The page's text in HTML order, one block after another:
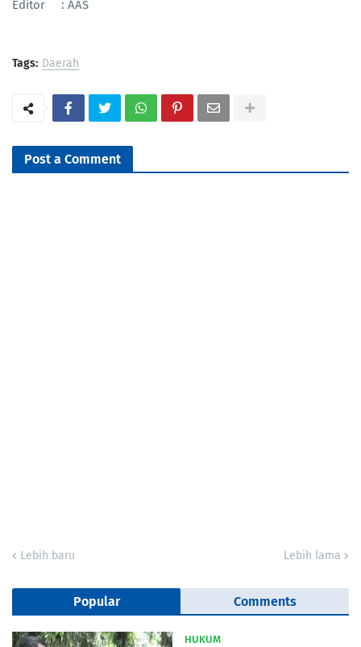
Editor : AAS
Tags: Daerah
Post a Comment
Lebih baru Lebih lama
Popular Comments
HUKUM